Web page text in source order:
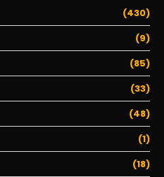
(430)
(9)
(85)
(33)
(48)
(1)
(18)